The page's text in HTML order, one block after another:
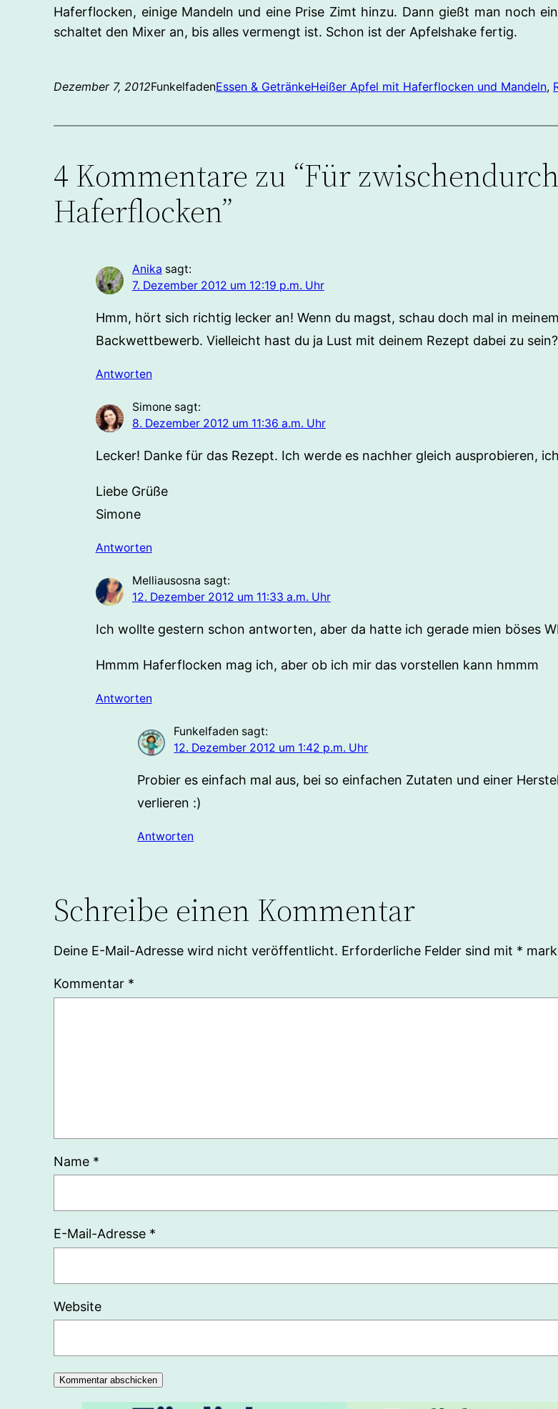
Haferflocken, einige Mandeln und eine Prise Zimt hinzu. Dann gießt man noch
schaltet den Mixer an, bis alles vermengt ist. Schon ist der Apfelshake fertig.
Dezember 7, 2012FunkelfadenEssen & GetränkeHeißer Apfel mit Haferflocken und Mandeln,
4 Kommentare zu “Für
Haferflocken”
Anika sagt:
7. Dezember 2012 um 12:19 p.m. Uhr
Hmm, hört sich richtig lecker an! Wenn du magst, schau doch mal in
Backwettbewerb. Vielleicht hast du ja Lust mit deinem Rezept dabei zu sein?
Antworten
Simone sagt:
8. Dezember 2012 um 11:36 a.m. Uhr
Lecker! Danke für das Rezept. Ich werde es nachher gleich ausprobieren,
Liebe Grüße
Simone
Antworten
Melliausosna sagt:
12. Dezember 2012 um 11:33 a.m. Uhr
Ich wollte gestern schon antworten, aber da hatte ich gerade mien böses
Hmmm Haferflocken mag ich, aber ob ich mir das vorstellen kann hmmm
Antworten
Funkelfaden sagt:
12. Dezember 2012 um 1:42 p.m. Uhr
Probier es einfach mal aus, bei so einfachen Zutaten und einer
verlieren :)
Antworten
Schreibe einen Kommentar
Deine E-Mail-Adresse wird nicht veröffentlicht. Erforderliche Felder sind mit *
Kommentar *
Name *
E-Mail-Adresse *
Website